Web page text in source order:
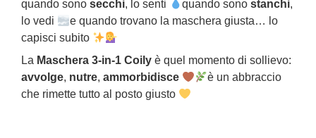
quando sono secchi, lo senti quando sonostanchi,
lo vedi
e quando trovano la maschera giusta… lo
capisci subito
La Maschera 3‑in‑1 Coily è quel momento di sollievo:
avvolge, nutre, ammorbidisce
è un abbraccio
che rimette tutto al posto giusto